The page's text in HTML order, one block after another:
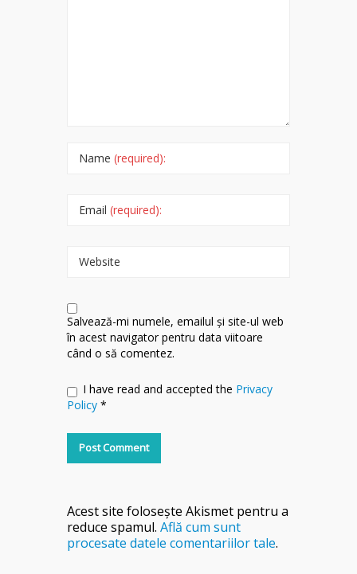
Name (required):
Email (required):
Website
Salvează-mi numele, emailul și site-ul web
în acest navigator pentru data viitoare
când o să comentez.
I have read and accepted the Privacy
Policy *
Acest site folosește Akismet pentru a
reduce spamul. Află cum sunt
procesate datele comentariilor tale.